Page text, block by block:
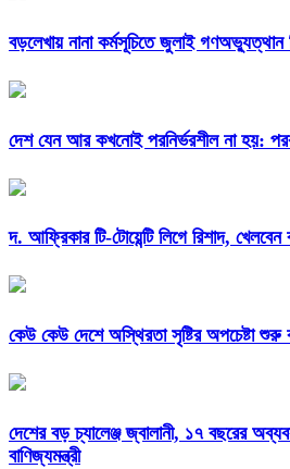
বড়লেখায় নানা কর্মসূচিতে জুলাই গণঅভ্যুত্থান
দেশ যেন আর কখনোই পরনির্ভরশীল না হয়:
দ. আফ্রিকার টি-টোয়েন্টি লিগে রিশাদ, খেলবেন
কেউ কেউ দেশে অস্থিরতা সৃষ্টির অপচেষ্টা শুরু
দেশের বড় চ্যালেঞ্জ জ্বালানী, ১৭ বছরের
বাণিজ্যমন্ত্রী